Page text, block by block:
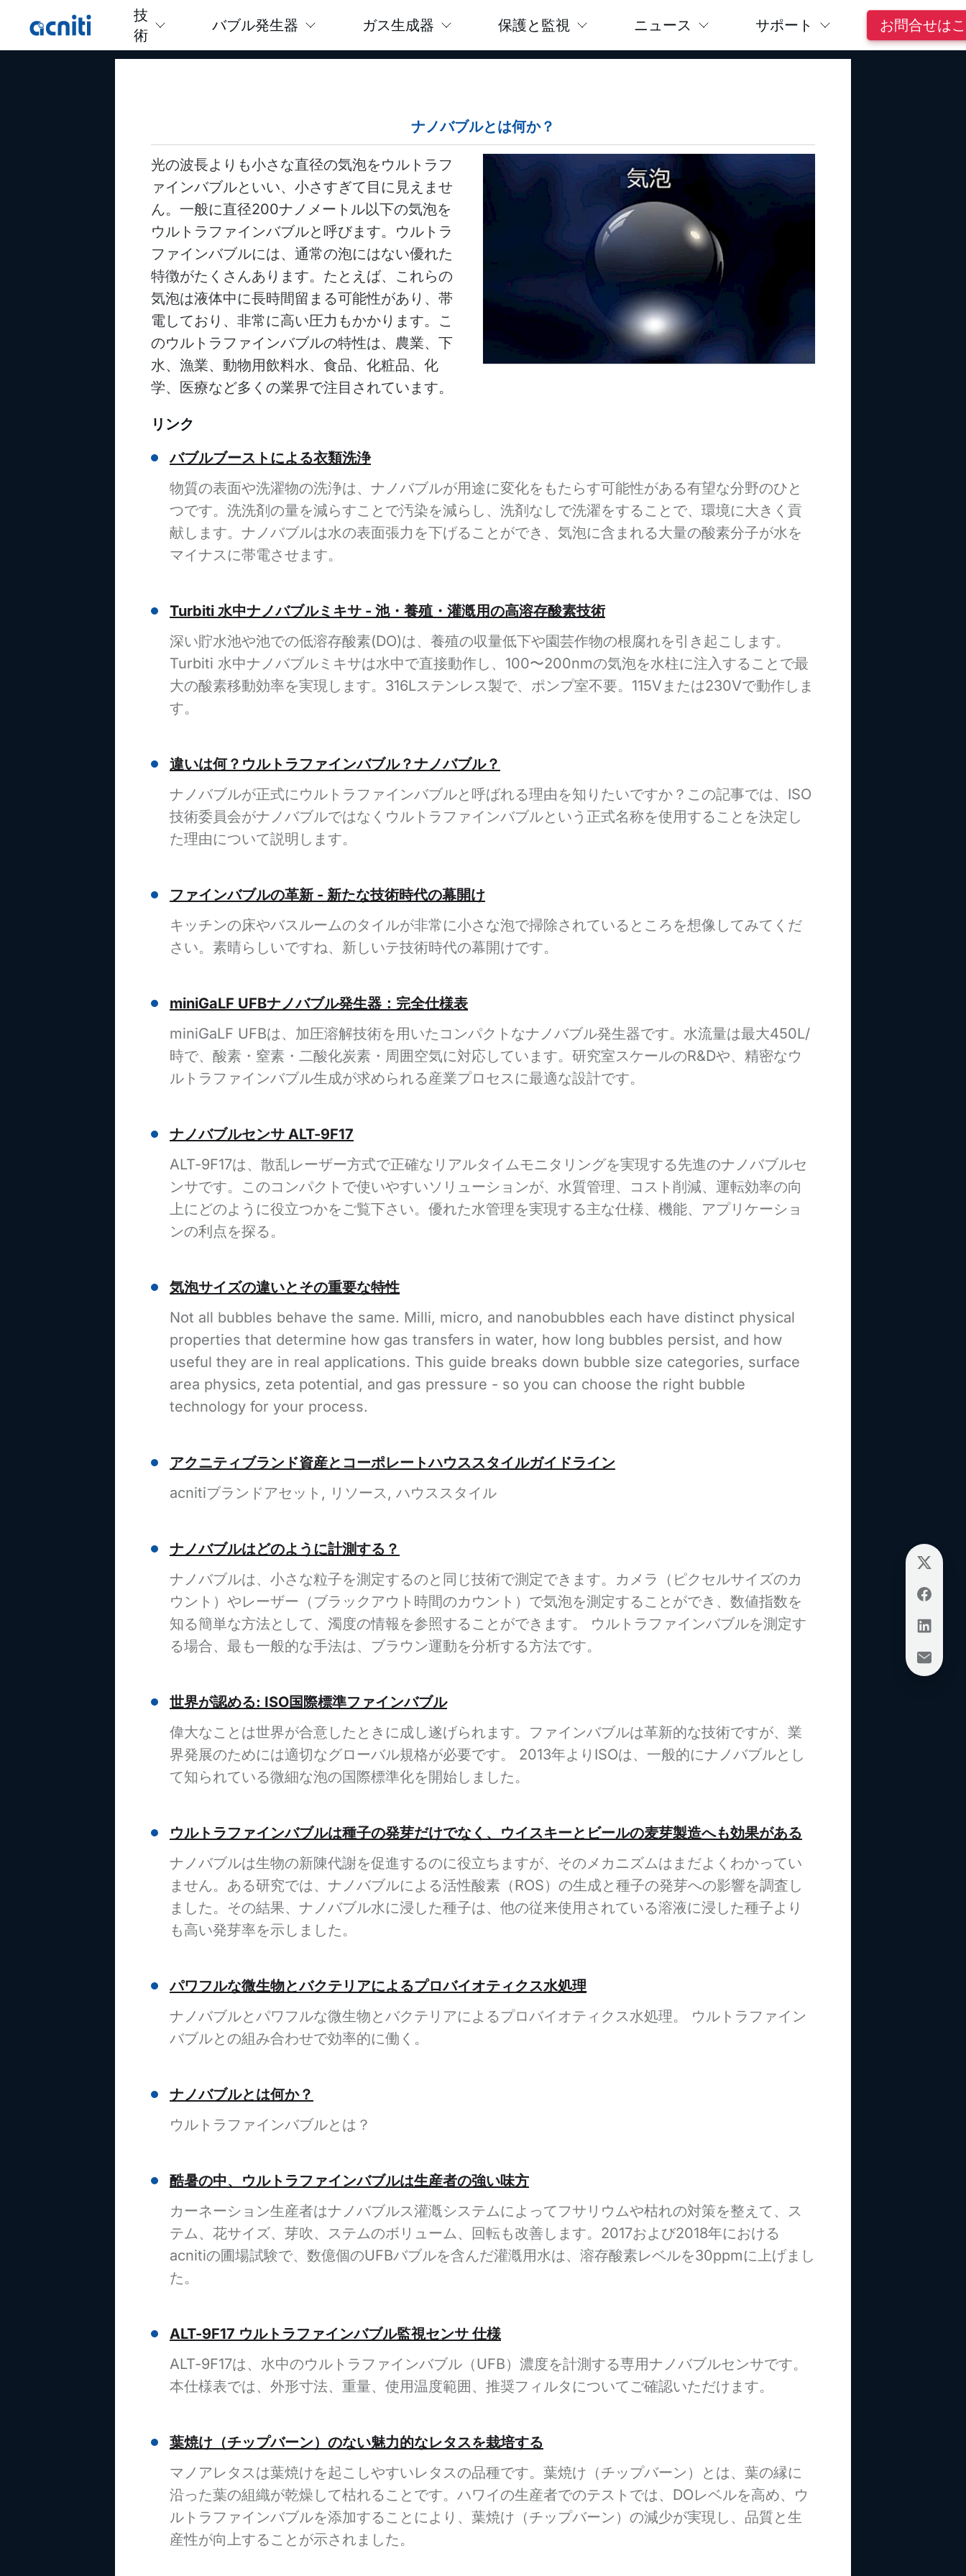
技
術
バブル発生器 ガス生成器 保護と監視 ニュース サポート お問合せは
ナノバブルとは何か？
光の波長よりも小さな直径の気泡をウルトラフ
ァインバブルといい、小さすぎて目に見えませ
ん。一般に直径200ナノメートル以下の気泡を
ウルトラファインバブルと呼びます。ウルトラ
ファインバブルには、通常の泡にはない優れた
特徴がたくさんあります。たとえば、これらの
気泡は液体中に長時間留まる可能性があり、帯
電しており、非常に高い圧力もかかります。こ
のウルトラファインバブルの特性は、農業、下
水、漁業、動物用飲料水、食品、化粧品、化
学、医療など多くの業界で注目されています。
リンク
バブルブーストによる衣類洗浄
物質の表面や洗濯物の洗浄は、ナノバブルが用途に変化をもたらす可能性がある有望な分野のひと
つです。洗洗剤の量を減らすことで汚染を減らし、洗剤なしで洗濯をすることで、環境に大きく貢
献します。ナノバブルは水の表面張力を下げることができ、気泡に含まれる大量の酸素分子が水を
マイナスに帯電させます。
Turbiti 水中ナノバブルミキサ - 池・養殖・灌漑用の高溶存酸素技術
深い貯水池や池での低溶存酸素(DO)は、養殖の収量低下や園芸作物の根腐れを引き起こします。
Turbiti 水中ナノバブルミキサは水中で直接動作し、100〜200nmの気泡を水柱に注入することで最
大の酸素移動効率を実現します。316Lステンレス製で、ポンプ室不要。115Vまたは230Vで動作しま
す。
違いは何？ウルトラファインバブル？ナノバブル？
ナノバブルが正式にウルトラファインバブルと呼ばれる理由を知りたいですか？この記事では、ISO
技術委員会がナノバブルではなくウルトラファインバブルという正式名称を使用することを決定し
た理由について説明します。
ファインバブルの革新 - 新たな技術時代の幕開け
キッチンの床やバスルームのタイルが非常に小さな泡で掃除されているところを想像してみてくだ
さい。素晴らしいですね、新しいテ技術時代の幕開けです。
miniGaLF UFBナノバブル発生器：完全仕様表
miniGaLF UFBは、加圧溶解技術を用いたコンパクトなナノバブル発生器です。水流量は最大450L/
時で、酸素・窒素・二酸化炭素・周囲空気に対応しています。研究室スケールのR&Dや、精密なウ
ルトラファインバブル生成が求められる産業プロセスに最適な設計です。
ナノバブルセンサ ALT-9F17
ALT-9F17は、散乱レーザー方式で正確なリアルタイムモニタリングを実現する先進のナノバブルセ
ンサです。このコンパクトで使いやすいソリューションが、水質管理、コスト削減、運転効率の向
上にどのように役立つかをご覧下さい。優れた水管理を実現する主な仕様、機能、アプリケーショ
ンの利点を探る。
気泡サイズの違いとその重要な特性
Not all bubbles behave the same. Milli, micro, and nanobubbles each have distinct physical
properties that determine how gas transfers in water, how long bubbles persist, and how
useful they are in real applications. This guide breaks down bubble size categories, surface
area physics, zeta potential, and gas pressure - so you can choose the right bubble
technology for your process.
アクニティブランド資産とコーポレートハウススタイルガイドライン
acnitiブランドアセット, リソース, ハウススタイル
ナノバブルはどのように計測する？
ナノバブルは、小さな粒子を測定するのと同じ技術で測定できます。カメラ（ピクセルサイズのカ
ウント）やレーザー（ブラックアウト時間のカウント）で気泡を測定することができ、数値指数を
知る簡単な方法として、濁度の情報を参照することができます。 ウルトラファインバブルを測定す
る場合、最も一般的な手法は、ブラウン運動を分析する方法です。
世界が認める: ISO国際標準ファインバブル
偉大なことは世界が合意したときに成し遂げられます。ファインバブルは革新的な技術ですが、業
界発展のためには適切なグローバル規格が必要です。 2013年よりISOは、一般的にナノバブルとし
て知られている微細な泡の国際標準化を開始しました。
ウルトラファインバブルは種子の発芽だけでなく、ウイスキーとビールの麦芽製造へも効果がある
ナノバブルは生物の新陳代謝を促進するのに役立ちますが、そのメカニズムはまだよくわかってい
ません。ある研究では、ナノバブルによる活性酸素（ROS）の生成と種子の発芽への影響を調査し
ました。その結果、ナノバブル水に浸した種子は、他の従来使用されている溶液に浸した種子より
も高い発芽率を示しました。
パワフルな微生物とバクテリアによるプロバイオティクス水処理
ナノバブルとパワフルな微生物とバクテリアによるプロバイオティクス水処理。 ウルトラファイン
バブルとの組み合わせで効率的に働く。
ナノバブルとは何か？
ウルトラファインバブルとは？
酷暑の中、ウルトラファインバブルは生産者の強い味方
カーネーション生産者はナノバブルス灌漑システムによってフサリウムや枯れの対策を整えて、ス
テム、花サイズ、芽吹、ステムのボリューム、回転も改善します。2017および2018年における
acnitiの圃場試験で、数億個のUFBバブルを含んだ灌漑用水は、溶存酸素レベルを30ppmに上げまし
た。
ALT-9F17 ウルトラファインバブル監視センサ 仕様
ALT-9F17は、水中のウルトラファインバブル（UFB）濃度を計測する専用ナノバブルセンサです。
本仕様表では、外形寸法、重量、使用温度範囲、推奨フィルタについてご確認いただけます。
葉焼け（チップバーン）のない魅力的なレタスを栽培する
マノアレタスは葉焼けを起こしやすいレタスの品種です。葉焼け（チップバーン）とは、葉の縁に
沿った葉の組織が乾燥して枯れることです。ハワイの生産者でのテストでは、DOレベルを高め、ウ
ルトラファインバブルを添加することにより、葉焼け（チップバーン）の減少が実現し、品質と生
産性が向上することが示されました。